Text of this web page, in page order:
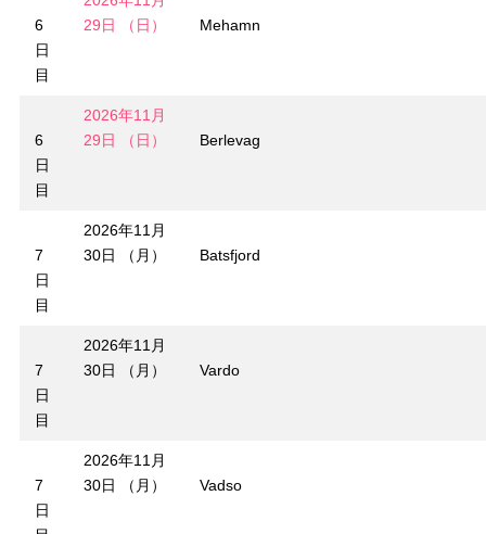
6
日
目
29日 （日）
Mehamn
6
日
目
2026年11月
29日 （日）
Berlevag
7
日
目
2026年11月
30日 （月）
Batsfjord
7
日
目
2026年11月
30日 （月）
Vardo
7
日
2026年11月
30日 （月）
Vadso